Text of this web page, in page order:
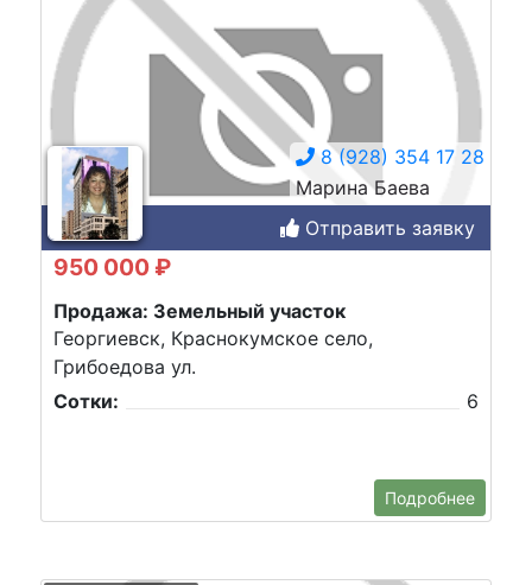
8 (928) 354 17 28
Марина Баева
Отправить заявку
950 000 ₽
Продажа: Земельный участок
Георгиевск, Краснокумское село,
Грибоедова ул.
Сотки:
6
Подробнее